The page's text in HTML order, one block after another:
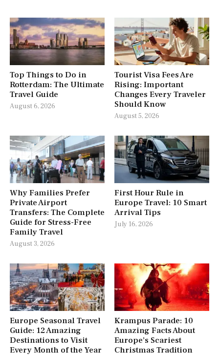
Top Things to Do in
Rotterdam: The Ultimate
Travel Guide
August 6, 2026
Tourist Visa Fees Are
Rising: Important
Changes Every Traveler
Should Know
August 5, 2026
Why Families Prefer
Private Airport
Transfers: The Complete
Guide for Stress-Free
Family Travel
August 3, 2026
First Hour Rule in
Europe Travel: 10 Smart
Arrival Tips
July 16, 2026
Europe Seasonal Travel
Guide: 12 Amazing
Destinations to Visit
Every Month of the Year
Krampus Parade: 10
Amazing Facts About
Europe’s Scariest
Christmas Tradition